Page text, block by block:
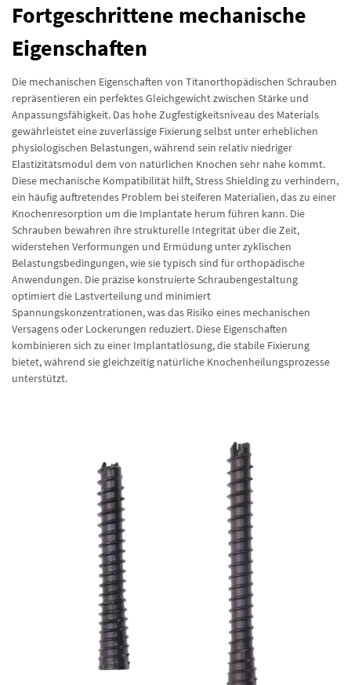
Fortgeschrittene mechanische
Eigenschaften
Die mechanischen Eigenschaften von Titanorthopädischen Schrauben
repräsentieren ein perfektes Gleichgewicht zwischen Stärke und
Anpassungsfähigkeit. Das hohe Zugfestigkeitsniveau des Materials
gewährleistet eine zuverlässige Fixierung selbst unter erheblichen
physiologischen Belastungen, während sein relativ niedriger
Elastizitätsmodul dem von natürlichen Knochen sehr nahe kommt.
Diese mechanische Kompatibilität hilft, Stress Shielding zu verhindern,
ein häufig auftretendes Problem bei steiferen Materialien, das zu einer
Knochenresorption um die Implantate herum führen kann. Die
Schrauben bewahren ihre strukturelle Integrität über die Zeit,
widerstehen Verformungen und Ermüdung unter zyklischen
Belastungsbedingungen, wie sie typisch sind für orthopädische
Anwendungen. Die präzise konstruierte Schraubengestaltung
optimiert die Lastverteilung und minimiert
Spannungskonzentrationen, was das Risiko eines mechanischen
Versagens oder Lockerungen reduziert. Diese Eigenschaften
kombinieren sich zu einer Implantatlösung, die stabile Fixierung
bietet, während sie gleichzeitig natürliche Knochenheilungsprozesse
unterstützt.